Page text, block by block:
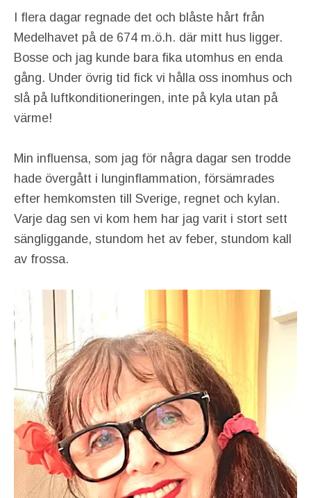
I flera dagar regnade det och blåste hårt från
Medelhavet på de 674 m.ö.h. där mitt hus ligger.
Bosse och jag kunde bara fika utomhus en enda
gång. Under övrig tid fick vi hålla oss inomhus och
slå på luftkonditioneringen, inte på kyla utan på
värme!
Min influensa, som jag för några dagar sen trodde
hade övergått i lunginflammation, försämrades
efter hemkomsten till Sverige, regnet och kylan.
Varje dag sen vi kom hem har jag varit i stort sett
sängliggande, stundom het av feber, stundom kall
av frossa.